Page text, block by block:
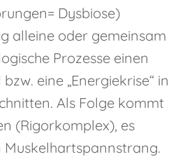
Dysbiose)
alleine oder gemeinsam
Prozesse einen
eine „Energiekrise“ in
Als Folge kommt
(Rigorkomplex), es
Muskelhartspannstrang.